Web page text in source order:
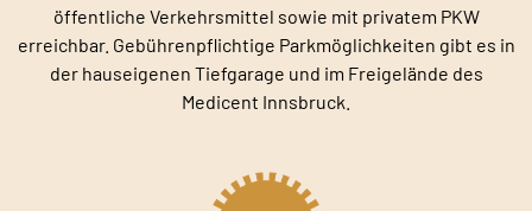
öffentliche Verkehrsmittel sowie mit privatem PKW
erreichbar. Gebührenpflichtige Parkmöglichkeiten gibt es in
der hauseigenen Tiefgarage und im Freigelände des
Medicent Innsbruck.